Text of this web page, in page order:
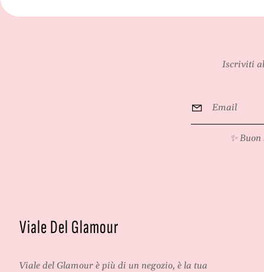
Iscriviti
*
✨
Viale Del Glamour
Viale del Glamour è più di un negozio, è la tua